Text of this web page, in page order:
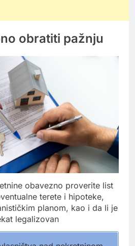
obratiti pažnju
obavezno proverite list
terete i hipoteke,
planom, kao i da li je
legalizovan